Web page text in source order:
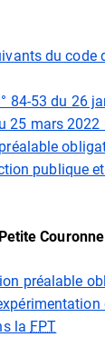
du code
84-53 du 26
25 mars
publique
Petite Couronne
préalable
la FPT